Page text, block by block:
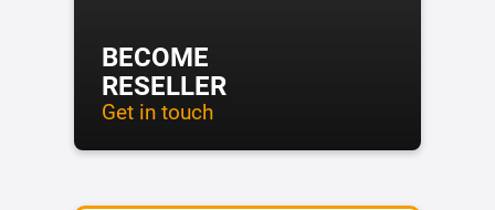
BECOME
RESELLER
Get in touch